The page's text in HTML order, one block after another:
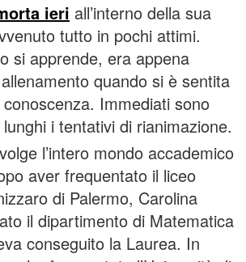
ieri all’interno della sua
tutto in pochi attimi.
si apprende, era appena
quando si è sentita
Immediati sono
i tentativi di rianimazione.
l’intero mondo accademico
aver frequentato il liceo
di Palermo, Carolina
il dipartimento di Matematica
conseguito la Laurea. In